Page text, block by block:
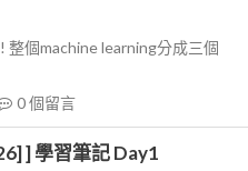
個machine learning分成三個
0個留言
] 學習筆記 Day1